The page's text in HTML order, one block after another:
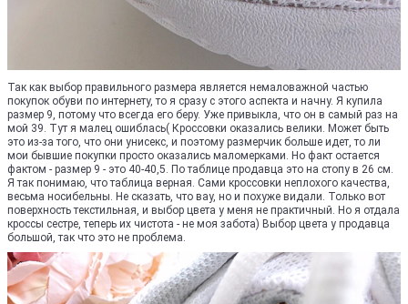
Так как выбор правильного размера является немаловажной частью
покупок обуви по интернету, то я сразу с этого аспекта и начну. Я купила
размер 9, потому что всегда его беру. Уже привыкла, что он в самый раз на
мой 39. Тут я малец ошиблась( Кроссовки оказались велики. Может быть
это из-за того, что они унисекс, и поэтому размерчик больше идет, то ли
мои бывшие покупки просто оказались маломерками. Но факт остается
фактом - размер 9 - это 40-40,5. По таблице продавца это на стопу в 26 см.
Я так понимаю, что таблица верная. Сами кроссовки неплохого качества,
весьма носибельны. Не сказать, что вау, но и похуже видали. Только вот
поверхность текстильная, и выбор цвета у меня не практичный. Но я отдала
кроссы сестре, теперь их чистота - не моя забота) Выбор цвета у продавца
большой, так что это не проблема.